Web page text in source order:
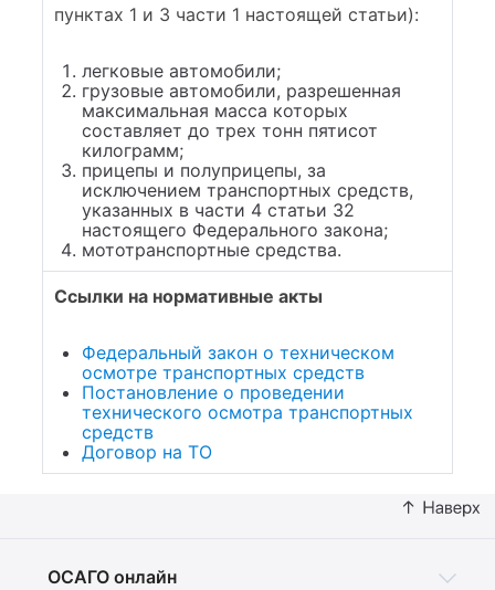
пунктах 1 и 3 части 1 настоящей статьи):
легковые автомобили;
грузовые автомобили, разрешенная
максимальная масса которых
составляет до трех тонн пятисот
килограмм;
прицепы и полуприцепы, за
исключением транспортных средств,
указанных в части 4 статьи 32
настоящего Федерального закона;
мототранспортные средства.
Ссылки на нормативные акты
Федеральный закон о техническом
осмотре транспортных средств
Постановление о проведении
технического осмотра транспортных
средств
Договор на ТО
ОСАГО онлайн